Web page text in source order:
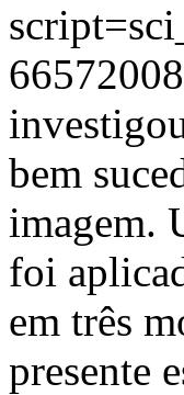
bem
imagem.
foi
em três
presente